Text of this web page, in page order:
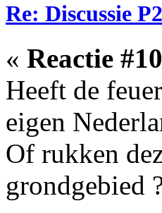
Re: Discussie
« Reactie
Heeft de
eigen
Of rukken
grondgebied